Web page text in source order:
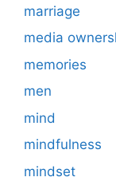
marriage
media
memories
men
mind
mindfulness
mindset